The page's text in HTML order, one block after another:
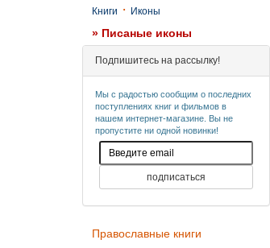
Книги · Иконы
» Писаные иконы
Подпишитесь на рассылку!
Мы с радостью сообщим о последних
поступлениях книг и фильмов в
нашем интернет-магазине. Вы не
пропустите ни одной новинки!
Православные книги